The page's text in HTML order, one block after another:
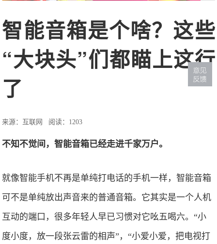
智能音箱是个啥？这些
“大块头”们都瞄上这行
了
来源：互联网 阅读：1203
不知不觉间，智能音箱已经走进千家万户。
就像智能手机不再是单纯打电话的手机一样，智能音箱
可不是单纯放出声音来的普通音箱。它其实是一个人机
互动的端口，很多年轻人早已习惯对它吆五喝六。“小
度小度，放一段张云雷的相声”，“小爱小爱，把电视打